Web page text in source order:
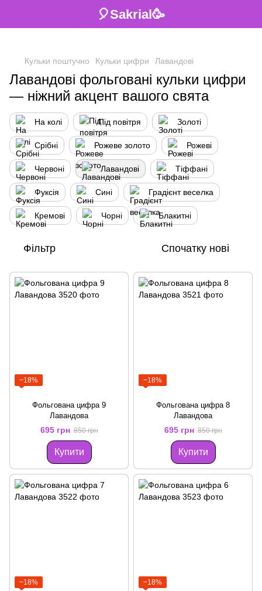
🎈Sakrial🥳
Кульки поштучно Кульки цифри Лавандові
Лавандові фольговані кульки цифри
— ніжний акцент вашого свята
На колі Під повітря Золоті
Срібні Рожеве золото Рожеві
Червоні Лавандові Тіффані
Фуксія Сині Градієнт веселка
Кремові Чорні Блакитні
Фільтр Спочатку нові
−18%
Фольгована цифра 9
Лавандова
695 грн 850 грн
Купити
−18%
Фольгована цифра 8
Лавандова
695 грн 850 грн
Купити
−18% −18%